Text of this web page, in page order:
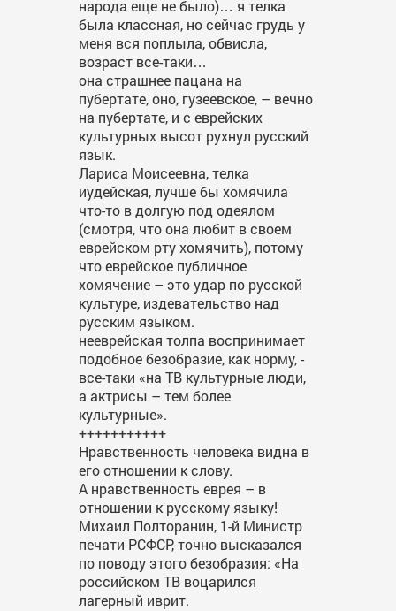
народа еще не было)… я телка
была классная, но сейчас грудь у
меня вся поплыла, обвисла,
возраст все-таки…
она страшнее пацана на
пубертате, оно, гузеевское, – вечно
на пубертате, и с еврейских
культурных высот рухнул русский
язык.
Лариса Моисеевна, телка
иудейская, лучше бы хомячила
что-то в долгую под одеялом
(смотря, что она любит в своем
еврейском рту хомячить), потому
что еврейское публичное
хомячение – это удар по русской
культуре, издевательство над
русским языком.
нееврейская толпа воспринимает
подобное безобразие, как норму, -
все-таки «на ТВ культурные люди,
а актрисы – тем более
культурные».
+++++++++++
Нравственность человека видна в
его отношении к слову.
А нравственность еврея – в
отношении к русскому языку!
Михаил Полторанин, 1-й Министр
печати РСФСР, точно высказался
по поводу этого безобразия: «На
российском ТВ воцарился
лагерный иврит.